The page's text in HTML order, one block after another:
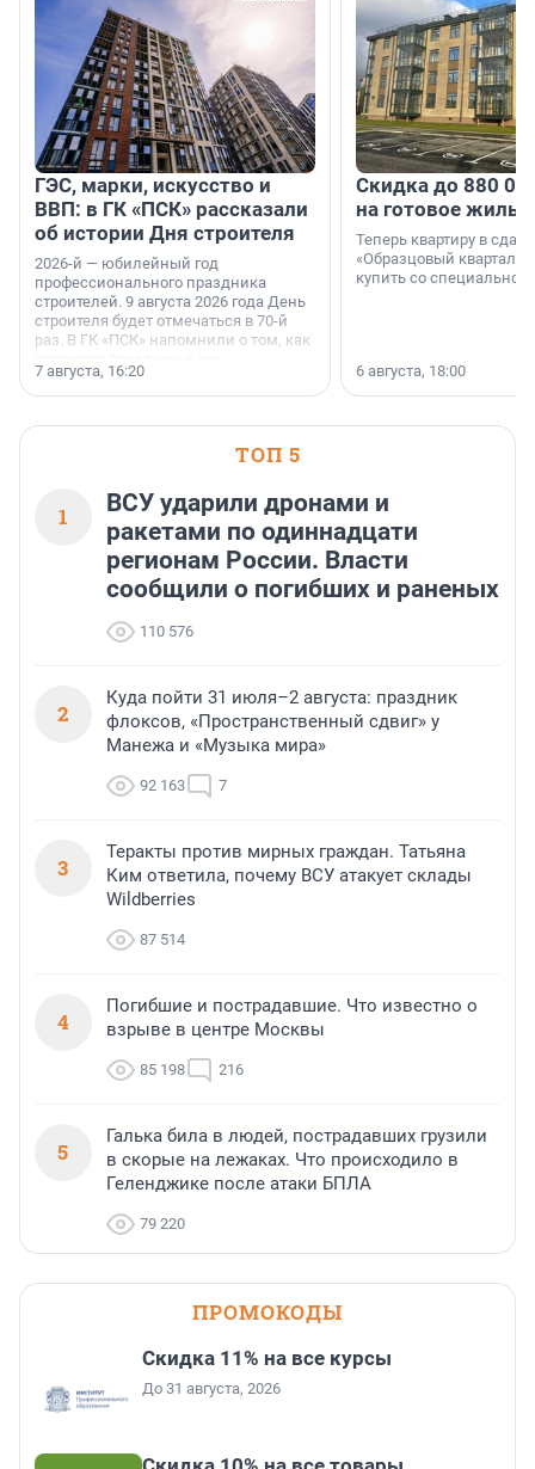
ГЭС, марки, искусство и
ВВП: в ГК «ПСК» рассказали
об истории Дня строителя
2026-й — юбилейный год
профессионального праздника
строителей. 9 августа 2026 года День
строителя будет отмечаться в 70-й
раз. В ГК «ПСК» напомнили о том, как
поменялась роль строительства.
7 августа, 16:20
Скидка до 880
на готовое
Теперь квартиру в
«Образцовый квартал
купить со специальной
6 августа, 18:00
ТОП 5
1
ВСУ ударили дронами и
ракетами по одиннадцати
регионам России. Власти
сообщили о погибших и раненых
110 576
2
Куда пойти 31 июля–2 августа: праздник
флоксов, «Пространственный сдвиг» у
Манежа и «Музыка мира»
92 163 7
3
Теракты против мирных граждан. Татьяна
Ким ответила, почему ВСУ атакует склады
Wildberries
87 514
4
Погибшие и пострадавшие. Что известно о
взрыве в центре Москвы
85 198 216
5
Галька била в людей, пострадавших грузили
в скорые на лежаках. Что происходило в
Геленджике после атаки БПЛА
79 220
ПРОМОКОДЫ
Скидка 11% на все курсы
До 31 августа, 2026